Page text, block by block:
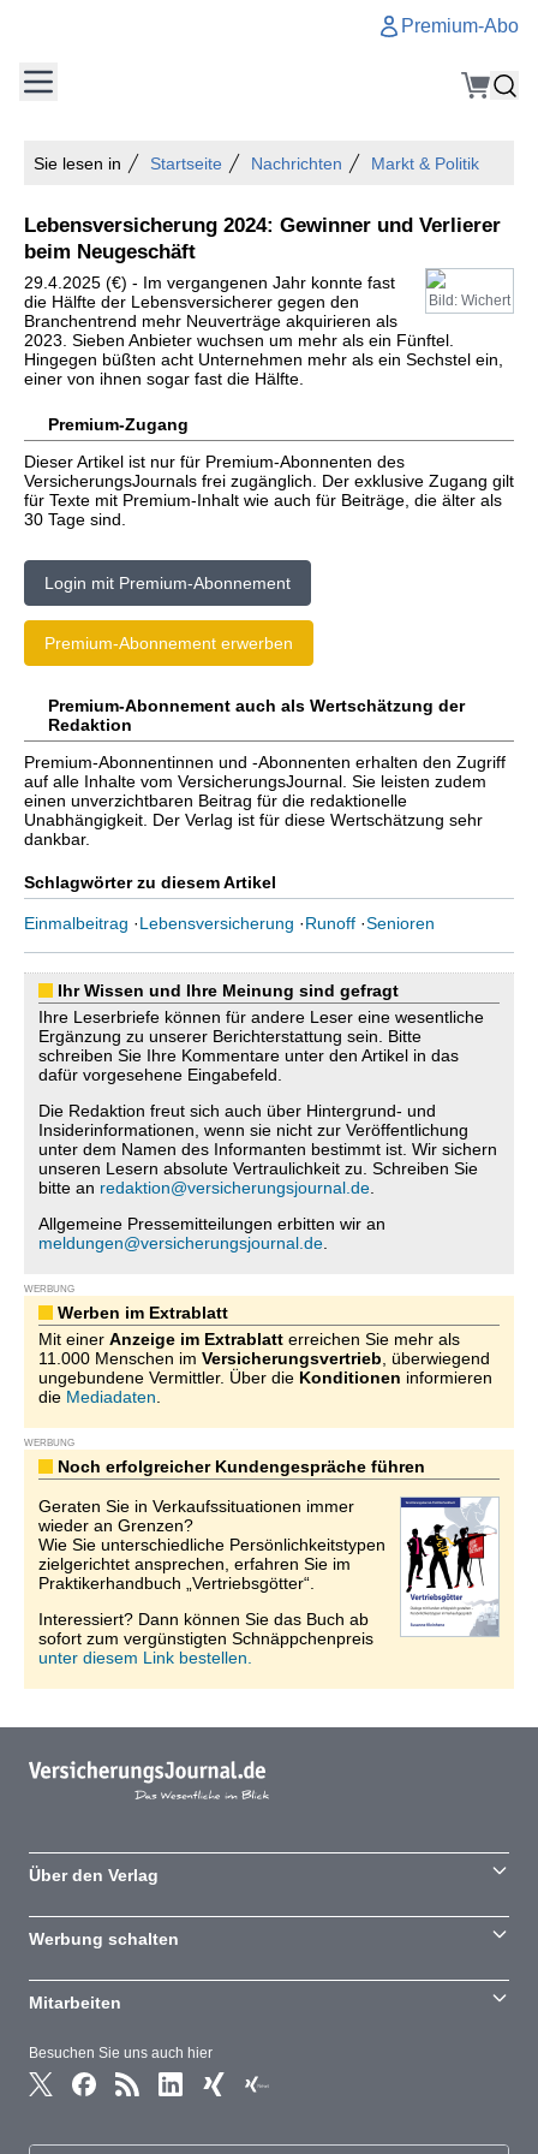
Premium-Abo
Sie lesen in Startseite Nachrichten Markt & Politik
Lebensversicherung 2024: Gewinner und Verlierer
beim Neugeschäft
Bild: Wichert
29.4.2025 (€) - Im vergangenen Jahr konnte fast
die Hälfte der Lebensversicherer gegen den
Branchentrend mehr Neuverträge akquirieren als
2023. Sieben Anbieter wuchsen um mehr als ein Fünftel.
Hingegen büßten acht Unternehmen mehr als ein Sechstel ein,
einer von ihnen sogar fast die Hälfte.
Premium-Zugang
Dieser Artikel ist nur für Premium-Abonnenten des
VersicherungsJournals frei zugänglich. Der exklusive Zugang gilt
für Texte mit Premium-Inhalt wie auch für Beiträge, die älter als
30 Tage sind.
Login mit Premium-Abonnement
Premium-Abonnement erwerben
Premium-Abonnement auch als Wertschätzung der
Redaktion
Premium-Abonnentinnen und -Abonnenten erhalten den Zugriff
auf alle Inhalte vom VersicherungsJournal. Sie leisten zudem
einen unverzichtbaren Beitrag für die redaktionelle
Unabhängigkeit. Der Verlag ist für diese Wertschätzung sehr
dankbar.
Schlagwörter zu diesem Artikel
Einmalbeitrag ·Lebensversicherung ·Runoff ·Senioren
Ihr Wissen und Ihre Meinung sind gefragt
Ihre Leserbriefe können für andere Leser eine wesentliche
Ergänzung zu unserer Berichterstattung sein. Bitte
schreiben Sie Ihre Kommentare unter den Artikel in das
dafür vorgesehene Eingabefeld.
Die Redaktion freut sich auch über Hintergrund- und
Insiderinformationen, wenn sie nicht zur Veröffentlichung
unter dem Namen des Informanten bestimmt ist. Wir sichern
unseren Lesern absolute Vertraulichkeit zu. Schreiben Sie
bitte an redaktion@versicherungsjournal.de
Allgemeine Pressemitteilungen erbitten wir an
meldungen@versicherungsjournal.de
WERBUNG
Werben im Extrablatt
Mit einer Anzeige im Extrablatt erreichen Sie mehr als
11.000 Menschen im Versicherungsvertrieb , überwiegend
ungebundene Vermittler. Über die Konditionen informieren
die Mediadaten
WERBUNG
Noch erfolgreicher Kundengespräche führen
Geraten Sie in Verkaufssituationen immer
wieder an Grenzen?
Wie Sie unterschiedliche Persönlichkeitstypen
zielgerichtet ansprechen, erfahren Sie im
Praktikerhandbuch „Vertriebsgötter“.
Interessiert? Dann können Sie das Buch ab
sofort zum vergünstigten Schnäppchenpreis
unter diesem Link bestellen.
Besuchen Sie uns auch hier
Über den Verlag
Werbung schalten
Mitarbeiten